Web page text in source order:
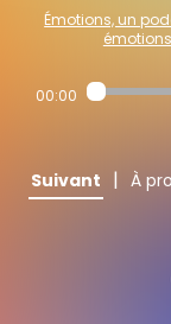
Émotions, un
00:00
Suivant | À